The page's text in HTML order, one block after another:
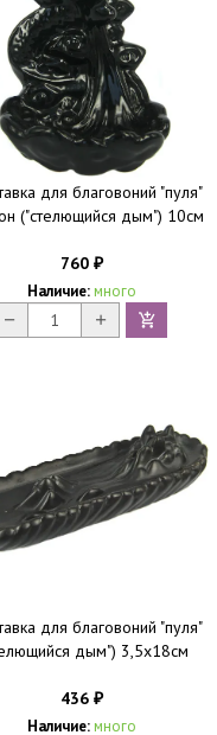
для благовоний "пуля"
("стелющийся дым") 10см
760 ₽
Наличие: много
для благовоний "пуля"
дым") 3,5x18см
436 ₽
Наличие: много